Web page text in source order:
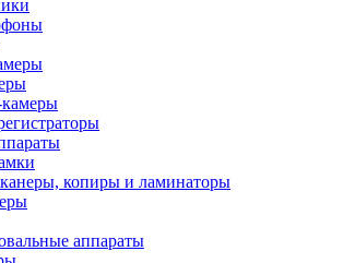
копиры и ламинаторы
аппараты